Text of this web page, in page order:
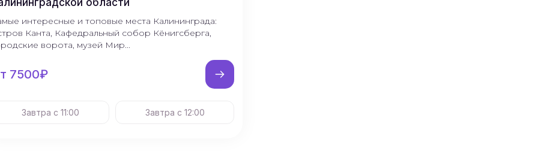
области
интересные и топовые места Калининграда:
Канта, Кафедральный собор Кёнигсберга,
ворота, музей Мир...
7500₽
Завтра с 11:00 Завтра с 12:00